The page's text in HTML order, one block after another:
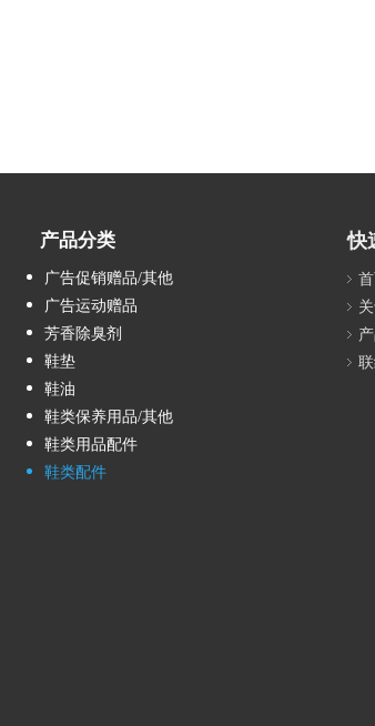
产品分类
广告促销赠品/其他
广告运动赠品
芳香除臭剂
鞋垫
鞋油
鞋类保养用品/其他
鞋类用品配件
鞋类配件
快